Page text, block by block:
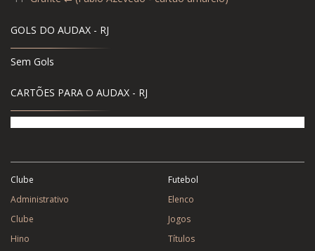
GOLS DO AUDAX - RJ
Sem Gols
CARTÕES PARA O AUDAX - RJ
Clube
Administrativo
Clube
Hino
Futebol
Elenco
Jogos
Títulos